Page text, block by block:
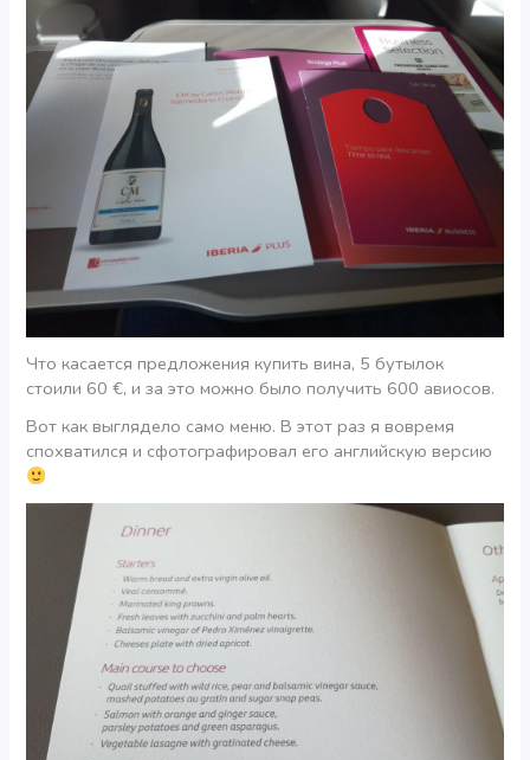
Что касается предложения купить вина, 5 бутылок
стоили 60 €, и за это можно было получить 600 авиосов.
Вот как выглядело само меню. В этот раз я вовремя
спохватился и сфотографировал его английскую версию